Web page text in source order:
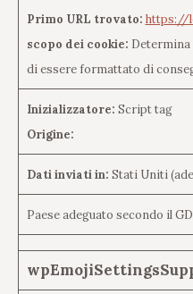
Primo URL trovato: https://
scopo dei cookie: Determina
di essere formattato di
Inizializzatore: Script tag
Origine:
Dati inviati in: Stati Uniti
Paese adeguato secondo il